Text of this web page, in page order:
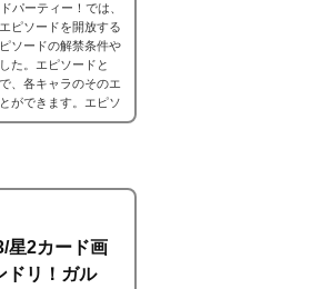
パーティー！では、
ピソードを開放する
ソードの解禁条件や
た。エピソードと
、各キャラのそのエ
ができます。エピソ
のタイトルに纏わる
星2カード画
ドリ！ガル